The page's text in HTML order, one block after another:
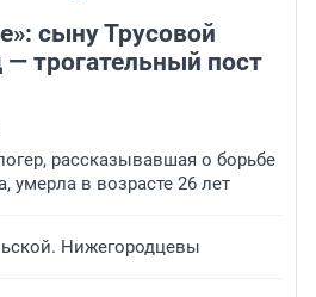
сыну Трусовой
— трогательный пост
рассказывавшая о борьбе
умерла в возрасте 26 лет
Нижегородцевы